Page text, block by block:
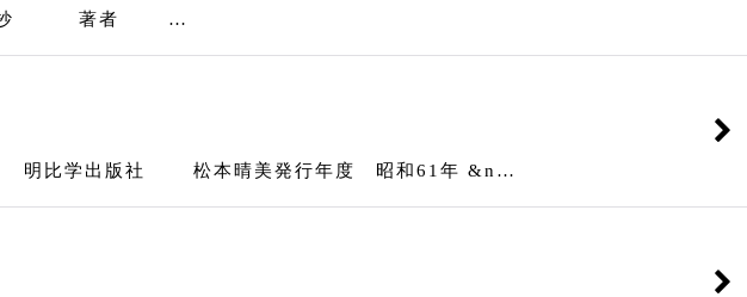
行事」抄 著者 …
明比学出版社 松本晴美発行年度 昭和61年 &n…